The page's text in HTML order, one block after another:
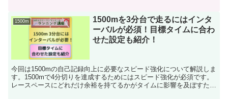
1500m
1500mを3分台で走るにはインタ
ーバルが必須！目標タイムに合わ
せた設定も紹介！
今回は1500mの自己記録向上に必要なスピード強化について解説しま
す。1500mで4分切りを達成するためにはスピード強化が必須です。
レースペースにどれだけ余裕を持てるかがタイムに影響を及ぼすた